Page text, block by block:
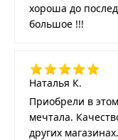
хороша до
большое !!!
Наталья К.
Приобрели в
мечтала.
других